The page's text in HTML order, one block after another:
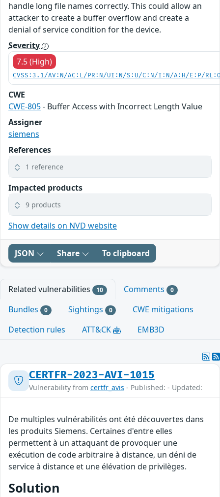
handle long file names correctly. This could allow an
attacker to create a buffer overflow and create a
denial of service condition for the device.
Severity
7.5 (High)
CVSS:3.1/AV:N/AC:L/PR:N/UI:N/S:U/C:N/I:N/A:H/E:P/
CWE
CWE-805- Buffer Access with Incorrect Length Value
Assigner
siemens
References
1 reference
Impacted products
9 products
Show details on NVD website
JSON Share To clipboard
Related vulnerabilities 10 Comments 0
Bundles 0 Sightings 0
CWE mitigations
Detection rules
ATT&CK EMB3D
CERTFR-2023-AVI-1015
Vulnerability from certfr_avis - Published: - Updated:
De multiples vulnérabilités ont été découvertes dans
les produits Siemens. Certaines d'entre elles
permettent à un attaquant de provoquer une
exécution de code arbitraire à distance, un déni de
service à distance et une élévation de privilèges.
Solution